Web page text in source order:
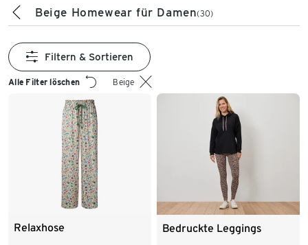
Beige Homewear für Damen(30)
Alle Filter löschen Beige
Filtern & Sortieren
Relaxhose Bedruckte Leggings